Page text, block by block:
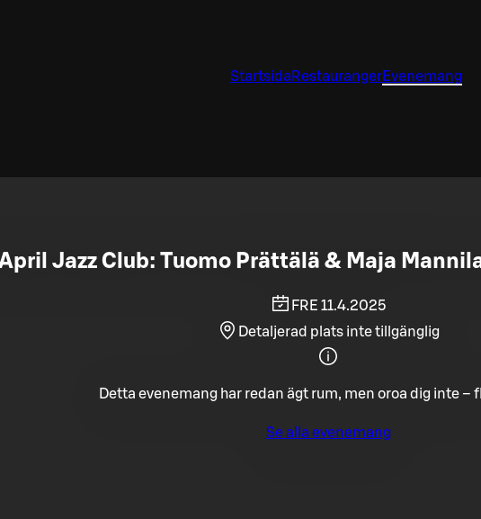
Startsida RestaurangerEvenemang
April Jazz Club: Tuomo Prättälä & Maja
FRE 11.4.2025
Detaljerad plats inte tillgänglig
Detta evenemang har redan ägt rum, men oroa dig inte –
Se alla evenemang